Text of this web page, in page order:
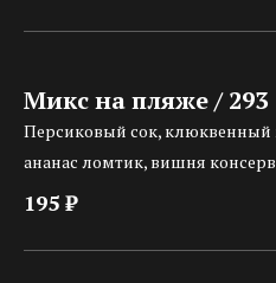
Микс на пляже / 293
Персиковый сок, клюквенный
ананас ломтик, вишня
195 ₽